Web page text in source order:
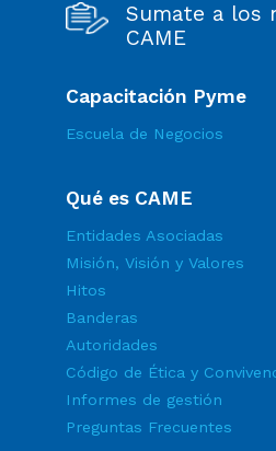
Sumate a los
CAME
Capacitación Pyme
Escuela de Negocios
Qué es CAME
Entidades Asociadas
Misión, Visión y Valores
Hitos
Banderas
Autoridades
Código de Ética y
Informes de gestión
Preguntas Frecuentes